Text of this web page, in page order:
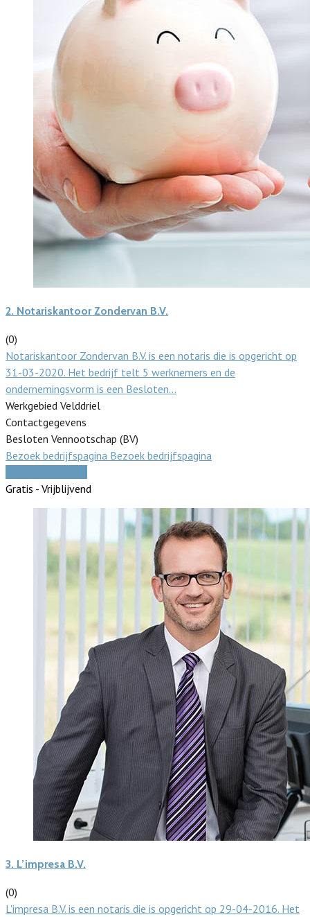
2. Notariskantoor Zondervan B.V.
(0)
Notariskantoor Zondervan B.V. is een notaris die is opgericht op
31-03-2020. Het bedrijf telt 5 werknemers en de
ondernemingsvorm is een Besloten…
Werkgebied Velddriel
Contactgegevens
Besloten Vennootschap (BV)
Bezoek bedrijfspagina Bezoek bedrijfspagina
Gratis - Vrijblijvend
3. L’impresa B.V.
(0)
L'impresa B.V. is een notaris die is opgericht op 29-04-2016. Het